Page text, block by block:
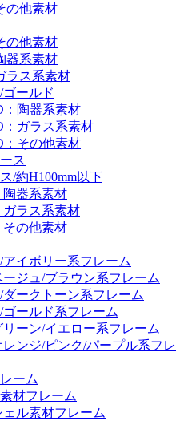
の他素材
の他素材
器系素材
ラス系素材
ールド
：陶器系素材
：ガラス系素材
：その他素材
ス
/約H100mm以下
陶器系素材
ガラス系素材
その他素材
イボリー系フレーム
ジュ/ブラウン系フレーム
ークトーン系フレーム
ールド系フレーム
ーン/イエロー系フレーム
ンジ/ピンク/パープル系フレ
ーム
材フレーム
ル素材フレーム